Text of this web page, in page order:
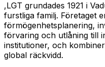
,LGT grundades 1921 i
furstliga familj. Företaget
förmögenhetsplanering,
förvaring och utlåning till
institutioner, och
global räckvidd.